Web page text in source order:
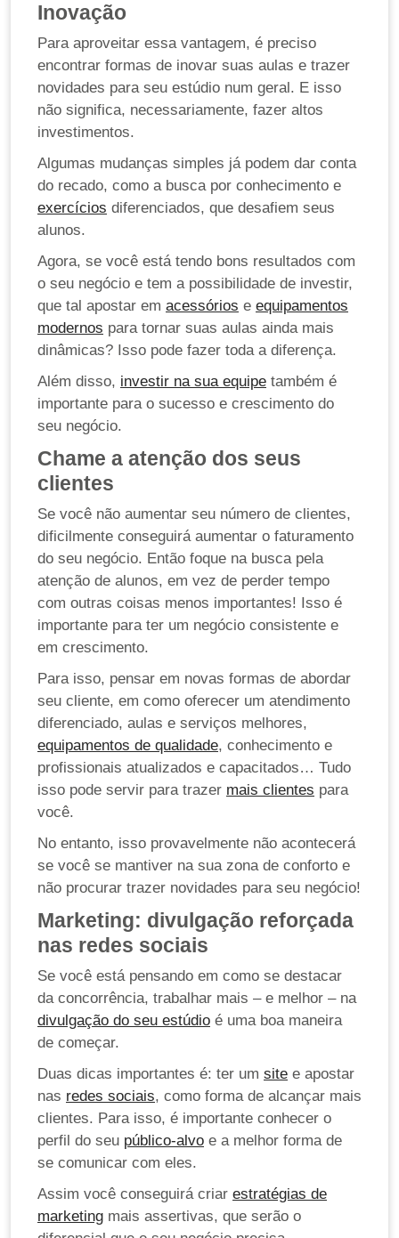
Inovação
Para aproveitar essa vantagem, é preciso
encontrar formas de inovar suas aulas e trazer
novidades para seu estúdio num geral. E isso
não significa, necessariamente, fazer altos
investimentos.
Algumas mudanças simples já podem dar conta
do recado, como a busca por conhecimento e
exercícios diferenciados, que desafiem seus
alunos.
Agora, se você está tendo bons resultados com
o seu negócio e tem a possibilidade de investir,
que tal apostar em acessórios e equipamentos
modernos para tornar suas aulas ainda mais
dinâmicas? Isso pode fazer toda a diferença.
Além disso, investir na sua equipe também é
importante para o sucesso e crescimento do
seu negócio.
Chame a atenção dos seus
clientes
Se você não aumentar seu número de clientes,
dificilmente conseguirá aumentar o faturamento
do seu negócio. Então foque na busca pela
atenção de alunos, em vez de perder tempo
com outras coisas menos importantes! Isso é
importante para ter um negócio consistente e
em crescimento.
Para isso, pensar em novas formas de abordar
seu cliente, em como oferecer um atendimento
diferenciado, aulas e serviços melhores,
equipamentos de qualidade, conhecimento e
profissionais atualizados e capacitados… Tudo
isso pode servir para trazer mais clientes para
você.
No entanto, isso provavelmente não acontecerá
se você se mantiver na sua zona de conforto e
não procurar trazer novidades para seu negócio!
Marketing: divulgação reforçada
nas redes sociais
Se você está pensando em como se destacar
da concorrência, trabalhar mais – e melhor – na
divulgação do seu estúdio é uma boa maneira
de começar.
Duas dicas importantes é: ter um site e apostar
nas redes sociais, como forma de alcançar mais
clientes. Para isso, é importante conhecer o
perfil do seu público-alvo e a melhor forma de
se comunicar com eles.
Assim você conseguirá criar estratégias de
marketing mais assertivas, que serão o